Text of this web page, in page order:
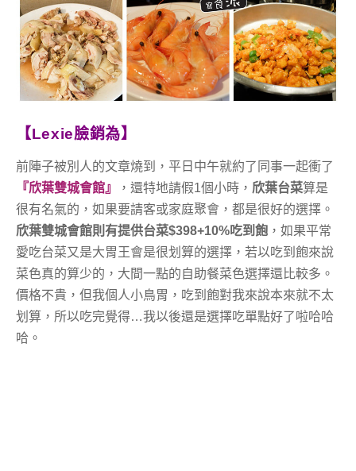
【Lexie臉銷為】
前陣子被別人的文章燒到，平日中午就約了同事一起衝了
『欣葉雙城會館』
，還特地請假1個小時， 欣葉台菜算是
很有名氣的，如果要請客或家庭聚會，都是很好的選擇。
欣葉雙城會館則有提供台菜$398+10%吃到飽 ，如果平常
愛吃台菜又是大胃王會是很划算的選擇，若以吃到飽來說
菜色真的算少的，大間一點的自助餐菜色選擇還比較多。
價格不貴，但我個人小鳥胃，吃到飽對我來說本來就不太
划算，所以吃完覺得…我以後還是選擇吃單點好了啦哈哈
哈。